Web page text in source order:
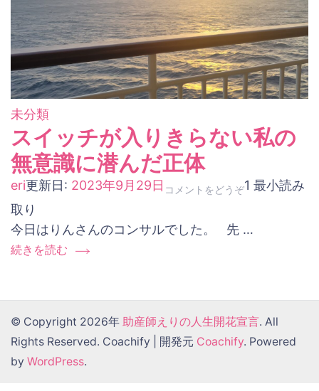
未分類
スイッチが入りきらない私の
無意識に潜んだ正体
eri更新日: 2023年9月29日 コメントをどうぞ(ス
き
ら
1 最小読み
取り
今日はりんさんのコンサルでした。 先 …
続きを読む
© Copyright 2026年 助産師えりの人生開花宣言. All
Rights Reserved. Coachify | 開発元 Coachify. Powered
by WordPress.